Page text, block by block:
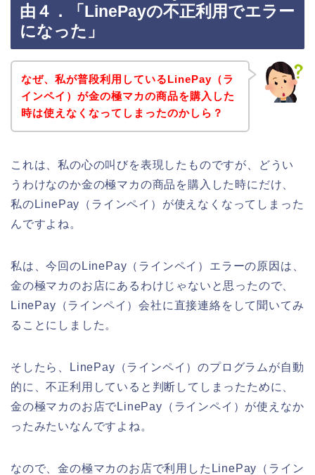
由４．「LinePayの不正利用でエラー
になった」
なぜ、私が普段利用しているLinePay（ラ
インペイ）が金の極マカの商品を購入した
時は使えなくなってしまったのかしら？
これは、私の心の叫びを表現したものですが、どうい
うわけなのか金の極マカの商品を購入した時にだけ、
私のLinePay（ラインペイ）が使えなくなってしまった
んですよね。
私は、今回のLinePay（ラインペイ）エラーの原因は、
金の極マカのお店にあるわけじゃないと思ったので、
LinePay（ラインペイ）会社に直接連絡をして聞いてみ
ることにしました。
そしたら、LinePay（ラインペイ）のプログラムが自動
的に、不正利用していると判断してしまったために、
金の極マカのお店でLinePay（ラインペイ）が使えなか
ったみたいなんですよね。
なので、金の極マカのお店で利用したLinePay（ライン